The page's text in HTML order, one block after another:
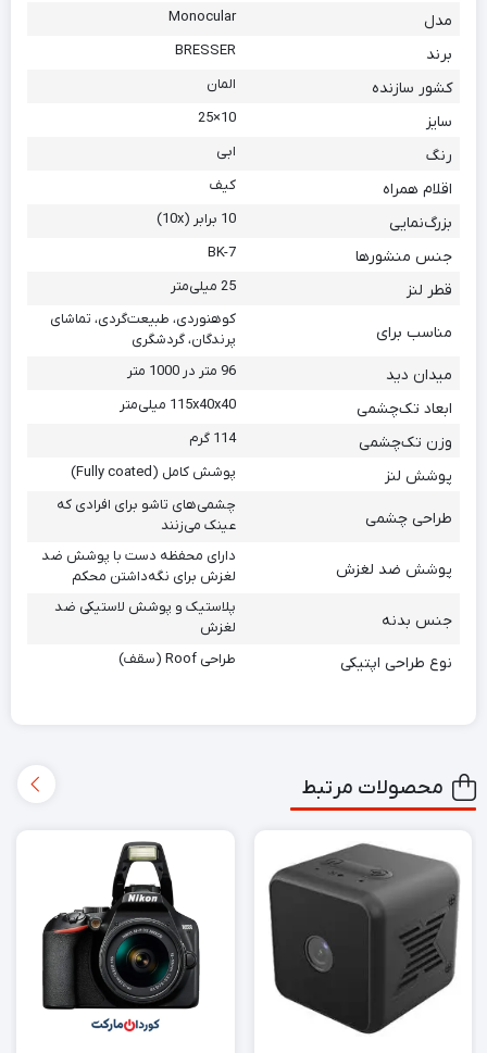
مدل Monocular
برند BRESSER
کشور سازنده المان
سایز 10×25
رنگ ابی
اقلام همراه کیف
بزرگ‌نمایی 10 برابر (10x)
جنس منشورها BK-7
قطر لنز 25 میلی‌متر
مناسب برای
کوهنوردی، طبیعت‌گردی، تماشای
پرندگان، گردشگری
میدان دید 96 متر در 1000 متر
ابعاد تک‌چشمی 115x40x40 میلی‌متر
وزن تک‌چشمی 114 گرم
پوشش لنز پوشش کامل (Fully coated)
طراحی چشمی
چشمی‌های تاشو برای افرادی که
عینک می‌زنند
پوشش ضد لغزش
دارای محفظه دست با پوشش ضد
لغزش برای نگه‌داشتن محکم
جنس بدنه
پلاستیک و پوشش لاستیکی ضد
لغزش
نوع طراحی اپتیکی طراحی Roof (سقف)
محصولات مرتبط